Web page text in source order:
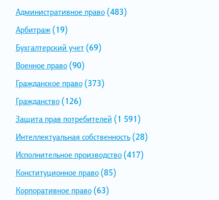
Административное право(483)
Арбитраж(19)
Бухгалтерский учет(69)
Военное право(90)
Гражданское право(373)
Гражданство(126)
Защита прав потребителей (1 591)
Интеллектуальная собственность(28)
Исполнительное производство(417)
Конституционное право(85)
Корпоративное право(63)